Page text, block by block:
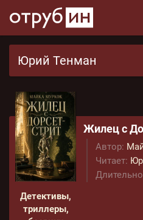
Юрий Тенман
Детективы,
триллеры,
Жилец с
Автор:
Читает: